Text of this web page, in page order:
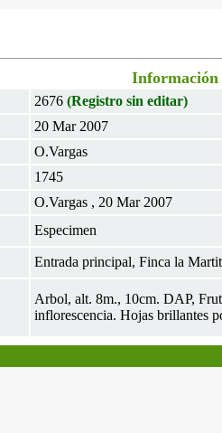
Información
2676 (Registro sin editar)
20 Mar 2007
O.Vargas
1745
O.Vargas , 20 Mar 2007
Especimen
Entrada principal, Finca la
Arbol, alt. 8m., 10cm. DAP,
inflorescencia. Hojas brillantes